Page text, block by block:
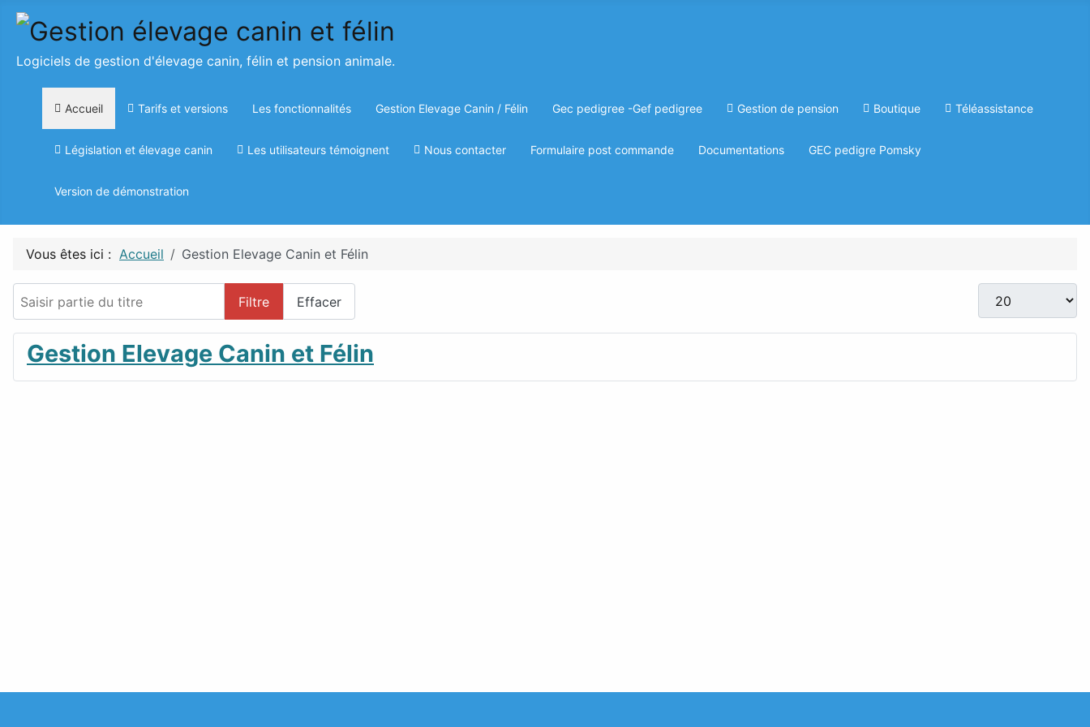
Logiciels de gestion d'élevage canin, félin et pension animale.
Accueil Tarifs et versions Les fonctionnalités Gestion Elevage Canin / Félin Gec pedigree -Gef pedigree Gestion de pension Boutique Téléassistance
Législation et élevage canin Les utilisateurs témoignent Nous contacter Formulaire post commande Documentations GEC pedigre Pomsky
Version de démonstration
Vous êtes ici : Accueil Gestion Elevage Canin et Félin
Filtre Effacer
Afficher #
Gestion Elevage Canin et Félin